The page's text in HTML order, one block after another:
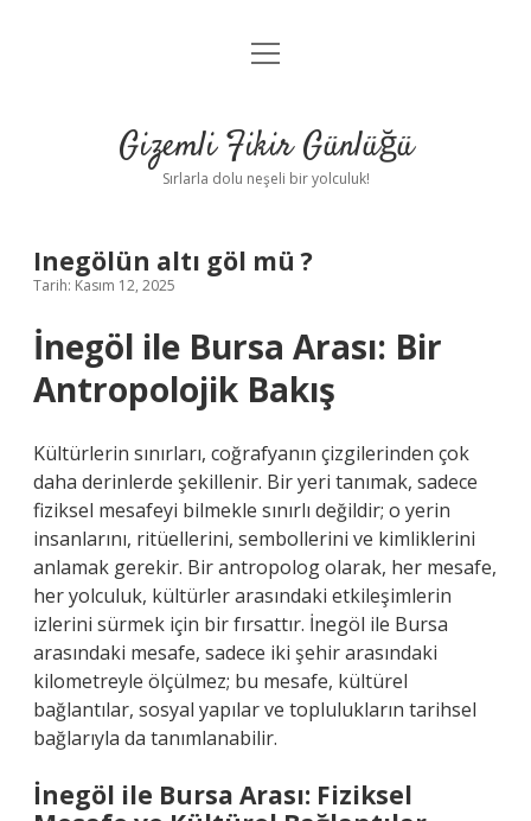
Anasayfa
Yasal Uyarı
menüyü
Gizemli Fikir Günlüğü
Sırlarla dolu neşeli bir yolculuk!
Inegölün altı göl mü ?
Tarih: Kasım 12, 2025
İnegöl ile Bursa Arası: Bir
Antropolojik Bakış
Kültürlerin sınırları, coğrafyanın çizgilerinden çok
daha derinlerde şekillenir. Bir yeri tanımak, sadece
fiziksel mesafeyi bilmekle sınırlı değildir; o yerin
insanlarını, ritüellerini, sembollerini ve kimliklerini
anlamak gerekir. Bir antropolog olarak, her mesafe,
her yolculuk, kültürler arasındaki etkileşimlerin
izlerini sürmek için bir fırsattır. İnegöl ile Bursa
arasındaki mesafe, sadece iki şehir arasındaki
kilometreyle ölçülmez; bu mesafe, kültürel
bağlantılar, sosyal yapılar ve toplulukların tarihsel
bağlarıyla da tanımlanabilir.
İnegöl ile Bursa Arası: Fiziksel